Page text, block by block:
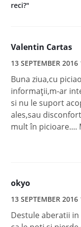
reci?"
Valentin Cartas
13 SEPTEMBER 2016
Buna ziua,cu
informații,m-ar
si nu le suport
ales,sau
mult în picioare....
okyo
13 SEPTEMBER 2016
Destule aberatii